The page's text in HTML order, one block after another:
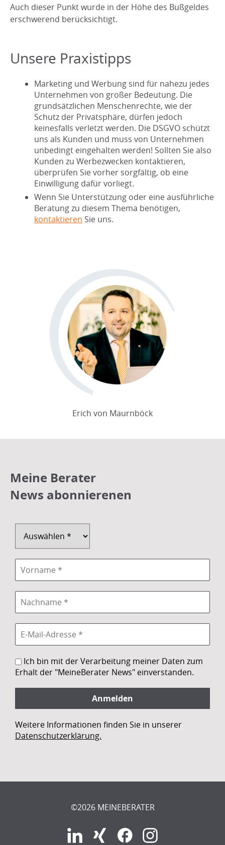
Auch dieser Punkt wurde in der Höhe des Bußgeldes
erschwerend berücksichtigt.
Unsere Praxistipps
Marketing und Werbung sind für nahezu jedes
Unternehmen von großer Bedeutung. Die
grundsätzlichen Menschenrechte, wie der
Schutz der Privatsphäre, dürfen jedoch
keinesfalls verletzt werden. Die DSGVO schützt
uns als Kunden und muss von Unternehmen
unbedingt eingehalten werden! Sollten Sie also
Kunden zu Werbezwecken kontaktieren,
überprüfen Sie vorher sorgfältig, ob eine
Einwilligung dafür vorliegt.
Wenn Sie Unterstützung oder eine ausführliche
Beratung zu diesem Thema benötigen,
kontaktieren Sie uns.
Erich von Maurnböck
Meine Berater
News abonnierenen
Ich bin mit der Verarbeitung meiner Daten zum
Erhalt der "MeineBerater News" einverstanden.
Weitere Informationen finden Sie in unserer
Datenschutzerklärung.
©2026 MEINEBERATER